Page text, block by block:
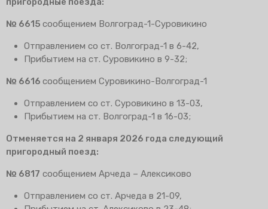
№ 6615 сообщением Волгоград-1-Суровикино
Отправлением со ст. Волгоград-1 в 6-42,
Прибытием на ст. Суровикино в 9-32;
№ 6616 сообщением Суровикино-Волгоград-1
Отправлением со ст. Суровикино в 13-03,
Прибытием на ст. Волгоград-1 в 16-03;
Отменяется на 2 января 2026 года следующий
пригородный поезд:
№ 6817 сообщением Арчеда – Алексиково
Отправлением со ст. Арчеда в 21-09,